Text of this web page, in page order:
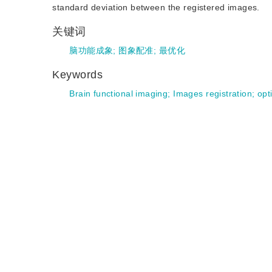
standard deviation between the registered images.
关键词
脑功能成象; 图象配准; 最优化
Keywords
Brain functional imaging; Images registration;